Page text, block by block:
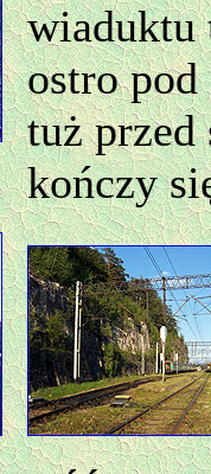
wiaduktu
ostro
tuż przed
kończy